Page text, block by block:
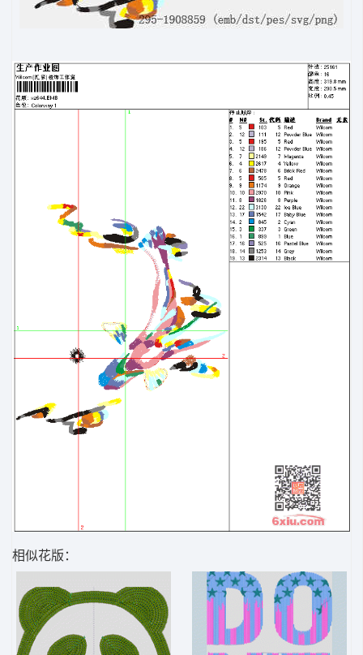
相似花版：